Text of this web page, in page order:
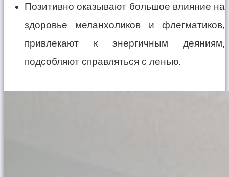
Позитивно оказывают большое влияние на
здоровье меланхоликов и флегматиков,
привлекают к энергичным деяниям,
подсобляют справляться с ленью.